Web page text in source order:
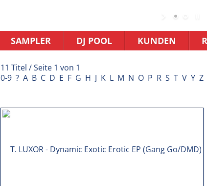
SAMPLER DJ POOL KUNDEN
11 Titel / Seite 1 von 1
0-9 ? A B C D E F G H J K L M N O P R S T V Y Z